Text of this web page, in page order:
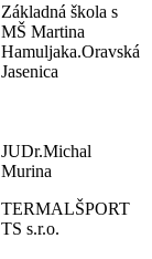
Základná škola s
MŠ Martina
Hamuljaka.Oravská
Jasenica
JUDr.Michal
Murina
TERMALŠPORT
TS s.r.o.